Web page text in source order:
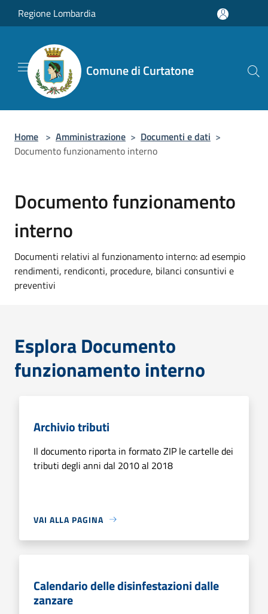
Salta al contenuto principale
Regione Lombardia
Comune di Curtatone
Home > Amministrazione > Documenti e dati >
Documento funzionamento interno
Documento funzionamento
interno
Documenti relativi al funzionamento interno: ad esempio
rendimenti, rendiconti, procedure, bilanci consuntivi e
preventivi
Esplora Documento
funzionamento interno
Archivio tributi
Il documento riporta in formato ZIP le cartelle dei
tributi degli anni dal 2010 al 2018
VAI ALLA PAGINA
Calendario delle disinfestazioni dalle
zanzare